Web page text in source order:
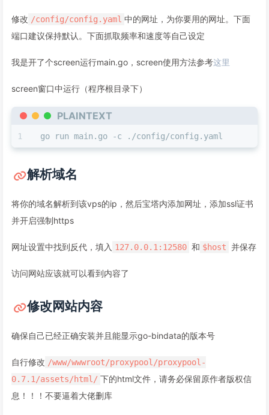
修改 /config/config.yaml 中的网址，为你要用的网址。下面
端口建议保持默认。下面抓取频率和速度等自己设定
我是开了个screen运行main.go，screen使用方法参考这里
screen窗口中运行（程序根目录下）
PLAINTEXT
go run main.go -c ./config/config.yaml
解析域名
将你的域名解析到该vps的ip，然后宝塔内添加网址，添加ssl证书
并开启强制https
网址设置中找到反代，填入 127.0.0.1:12580 和 $host 并保存
访问网站应该就可以看到内容了
修改网站内容
确保自己已经正确安装并且能显示go-bindata的版本号
自行修改 /www/wwwroot/proxypool/proxypool-
0.7.1/assets/html/ 下的html文件，请务必保留原作者版权信
息！！！不要逼着大佬删库